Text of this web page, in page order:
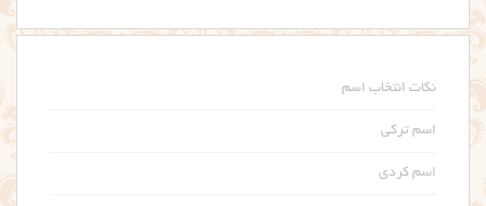
نکات انتخاب اسم
اسم ترکی
اسم کردی